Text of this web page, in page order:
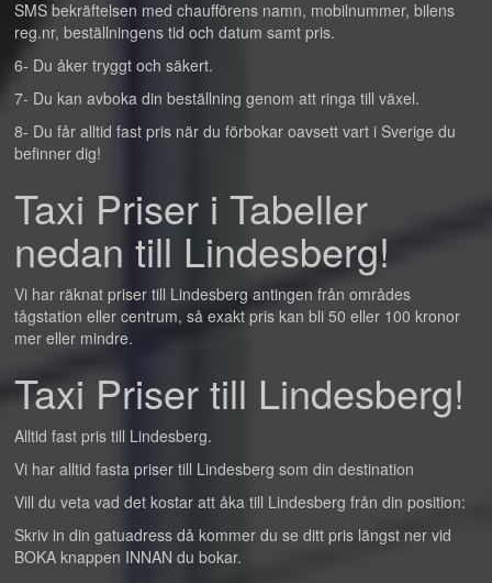
SMS bekräftelsen med chaufförens namn, mobilnummer, bilens
reg.nr, beställningens tid och datum samt pris.
6- Du åker tryggt och säkert.
7- Du kan avboka din beställning genom att ringa till växel.
8- Du får alltid fast pris när du förbokar oavsett vart i Sverige du
befinner dig!
Taxi Priser i Tabeller
nedan till Lindesberg!
Vi har räknat priser till Lindesberg antingen från områdes
tågstation eller centrum, så exakt pris kan bli 50 eller 100 kronor
mer eller mindre.
Taxi Priser till Lindesberg!
Alltid fast pris till Lindesberg.
Vi har alltid fasta priser till Lindesberg som din destination
Vill du veta vad det kostar att åka till Lindesberg från din position:
Skriv in din gatuadress då kommer du se ditt pris längst ner vid
BOKA knappen INNAN du bokar.